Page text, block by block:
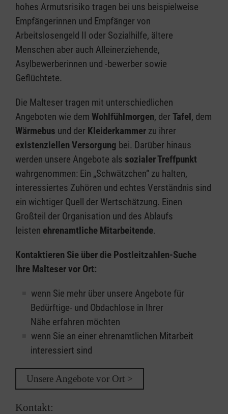
hohes Armutsrisiko tragen bei uns beispielweise
Empfängerinnen und Empfänger von
Arbeitslosengeld II oder Sozialhilfe, ältere
Menschen aber auch Alleinerziehende,
Asylbewerberinnen und -bewerber sowie
Geflüchtete.
Die Malteser tragen mit unterschiedlichen
Angeboten wie dem Wohlfühlmorgen, der Tafel, dem
Wärmebus und der Kleiderkammer zu ihrer
existenziellen Versorgung bei. Darüber hinaus
werden unsere Angebote als sozialer Treffpunkt
wahrgenommen: Ein „Schwätzchen“ zu halten,
interessiertes Zuhören und echtes Verständnis sind
ein wichtiger Quell der Wertschätzung. Einen
Großteil der Organisation und des Ablaufs
leisten ehrenamtliche Mitarbeitende.
Kontaktieren Sie über die Postleitzahlen-Suche
Ihre Malteser vor Ort:
wenn Sie mehr über unsere Angebote für
Bedürftige- und Obdachlose in Ihrer
Nähe erfahren möchten
wenn Sie an einer ehrenamtlichen Mitarbeit
interessiert sind
Unsere Angebote vor Ort >
Kontakt: